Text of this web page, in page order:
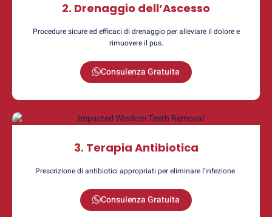
2. Drenaggio dell’Ascesso
Procedure sicure ed efficaci di drenaggio per alleviare il dolore e
rimuovere il pus.
Consulenza Gratuita
3. Terapia Antibiotica
Prescrizione di antibiotici appropriati per eliminare l’infezione.
Consulenza Gratuita